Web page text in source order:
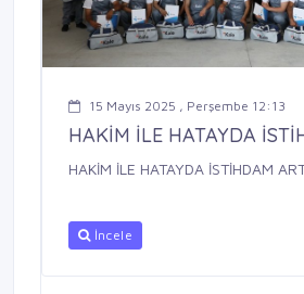
15 Mayıs 2025 , Perşembe 12:13
HAKİM İLE HATAYDA
HAKİM İLE HATAYDA İSTİHDAM
İncele